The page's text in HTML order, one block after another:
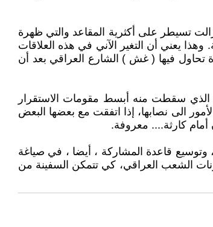
تسيطر على أكثرية المقاعد والتي ظهرة
يعني أن التغير الآني في هذه العلاقات
فيها ( غش ) الشارع العراقي بعد أن
الذي سقطت منه أبسط مقومات الاستقرار
الى نصابها، إذا اتفقت مع بعضها البعض
كارثة.... معروفة.
قاعدة المشاركة ، أيضا ، في صياغة
الشعب العراقي، كي تتمكن السفينة من